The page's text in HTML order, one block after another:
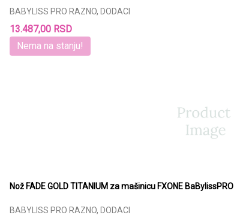
BABYLISS PRO RAZNO, DODACI
13.487,00 RSD
Nema na stanju!
Nož FADE GOLD TITANIUM za mašinicu FXONE BaBylissPRO
BABYLISS PRO RAZNO, DODACI